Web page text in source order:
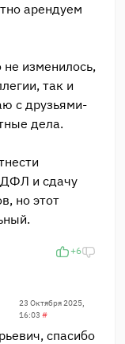
арендуем
изменилось,
так и
с друзьями-
дела.
и сдачу
но этот
+6
23 Октября 2025,
16:03 #
спасибо